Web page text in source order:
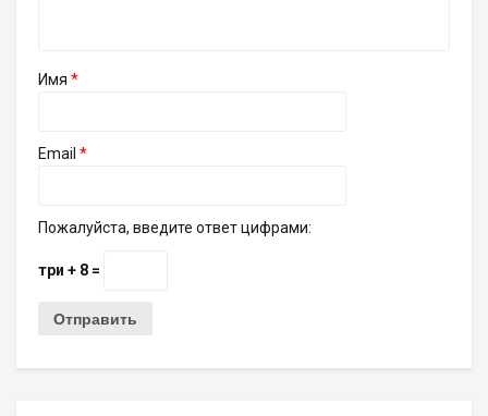
Имя *
Email *
Пожалуйста, введите ответ цифрами:
три + 8 =